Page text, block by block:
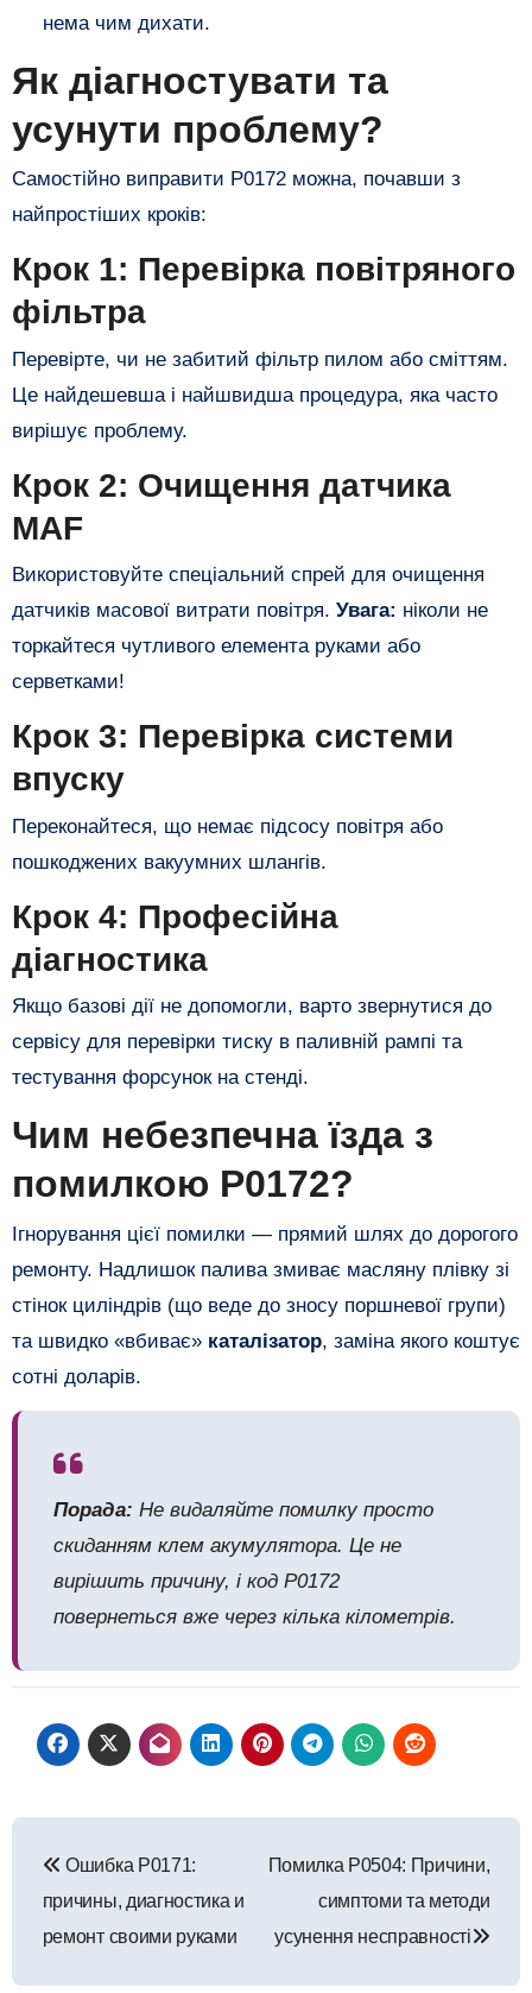
нема чим дихати.
​Як діагностувати та
усунути проблему?
​Самостійно виправити P0172 можна, почавши з
найпростіших кроків:
​Крок 1: Перевірка повітряного
фільтра
​Перевірте, чи не забитий фільтр пилом або сміттям.
Це найдешевша і найшвидша процедура, яка часто
вирішує проблему.
​Крок 2: Очищення датчика
MAF
​Використовуйте спеціальний спрей для очищення
датчиків масової витрати повітря. Увага: ніколи не
торкайтеся чутливого елемента руками або
серветками!
​Крок 3: Перевірка системи
впуску
​Переконайтеся, що немає підсосу повітря або
пошкоджених вакуумних шлангів.
​Крок 4: Професійна
діагностика
​Якщо базові дії не допомогли, варто звернутися до
сервісу для перевірки тиску в паливній рампі та
тестування форсунок на стенді.
​Чим небезпечна їзда з
помилкою P0172?
​Ігнорування цієї помилки — прямий шлях до дорогого
ремонту. Надлишок палива змиває масляну плівку зі
стінок циліндрів (що веде до зносу поршневої групи)
та швидко «вбиває» каталізатор, заміна якого коштує
сотні доларів.
Порада: Не видаляйте помилку просто
скиданням клем акумулятора. Це не
вирішить причину, і код P0172
повернеться вже через кілька кілометрів.
по
записям
Ошибка P0171:
причины, диагностика и
ремонт своими руками
Помилка P0504: Причини,
симптоми та методи
усунення несправності